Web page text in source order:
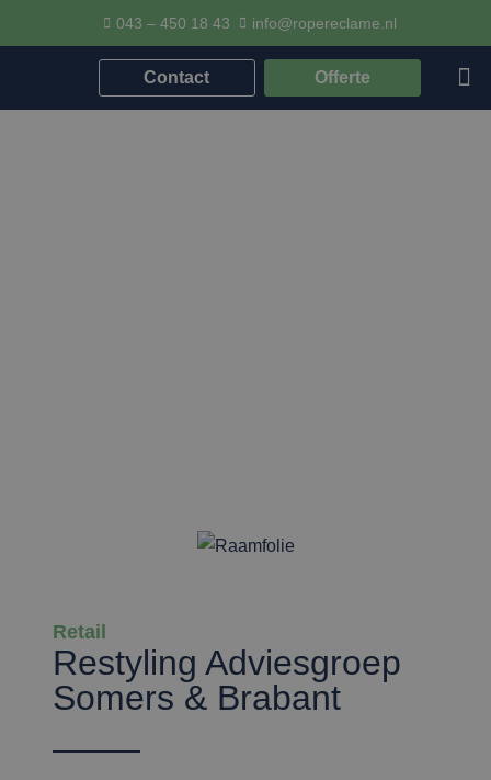
043 – 450 18 43 info@ropereclame.nl
Contact Offerte
Retail
Restyling Adviesgroep
Somers & Brabant